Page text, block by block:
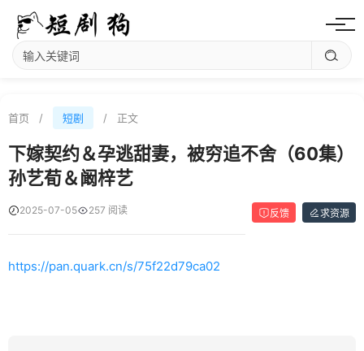
首页 / 短剧 / 正文
下嫁契约＆孕逃甜妻，被穷追不舍（60集）
孙艺荀＆阚梓艺
求资源
反馈
2025-07-05 257 阅读
https://pan.quark.cn/s/75f22d79ca02